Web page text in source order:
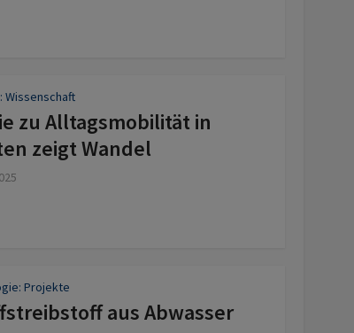
Wissenschaft
zu Alltagsmobilität in
zeigt Wandel
Projekte
aus Abwasser